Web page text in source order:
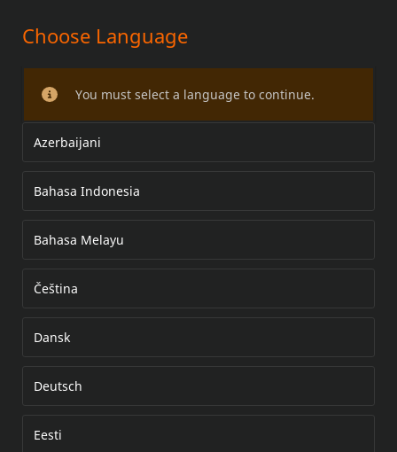
Kit staffa dei comandi avanzati
Choose Language
You must select a language to continue.
Azerbaijani
Bahasa Indonesia
Bahasa Melayu
Čeština
Dansk
Deutsch
Eesti